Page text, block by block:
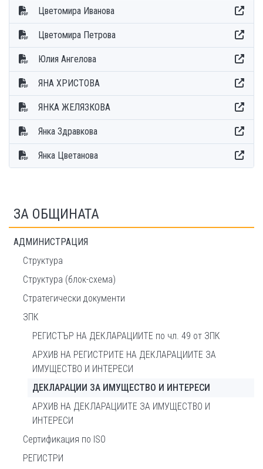
Цветомира Иванова
Цветомира Петрова
Юлия Ангелова
ЯНА ХРИСТОВА
ЯНКА ЖЕЛЯЗКОВА
Янка Здравкова
Янка Цветанова
ЗА ОБЩИНАТА
АДМИНИСТРАЦИЯ
Структура
Структура (блок-схема)
Стратегически документи
ЗПК
РЕГИСТЪР НА ДЕКЛАРАЦИИТЕ по чл. 49 от ЗПК
АРХИВ НА РЕГИСТРИТЕ НА ДЕКЛАРАЦИИТЕ ЗА
ИМУЩЕСТВО И ИНТЕРЕСИ
ДЕКЛАРАЦИИ ЗА ИМУЩЕСТВО И ИНТЕРЕСИ
АРХИВ НА ДЕКЛАРАЦИИТЕ ЗА ИМУЩЕСТВО И
ИНТЕРЕСИ
Сертификация по ISO
РЕГИСТРИ